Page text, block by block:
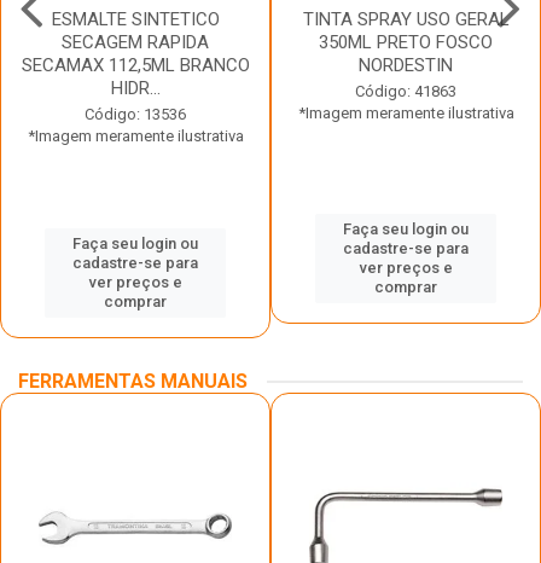
ESMALTE SINTETICO
SECAGEM RAPIDA
SECAMAX 112,5ML BRANCO
HIDR...
Código: 13536
*Imagem meramente ilustrativa
Faça seu login ou
cadastre-se para
ver preços e
comprar
TINTA SPRAY USO GERAL
350ML PRETO FOSCO
NORDESTIN
Código: 41863
*Imagem meramente ilustrativa
Faça seu login ou
cadastre-se para
ver preços e
comprar
FERRAMENTAS MANUAIS